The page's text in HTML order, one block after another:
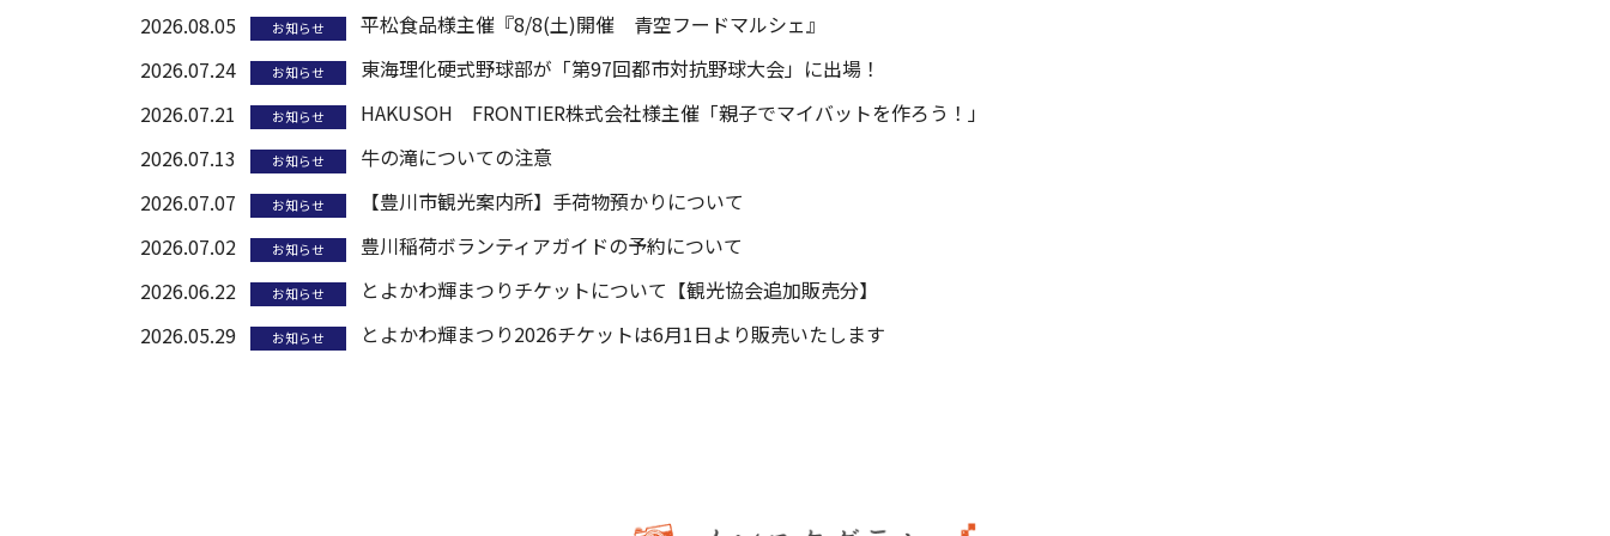
2026.08.05 お知らせ
平松食品様主催『8/8(土)開催 青空フードマルシェ』
2026.07.24
お知らせ
東海理化硬式野球部が「第97回都市対抗野球大会」に出場！
2026.07.21
お知らせ
HAKUSOH FRONTIER株式会社様主催「親子でマイバットを作ろう！」
2026.07.13
お知らせ
牛の滝についての注意
2026.07.07
お知らせ
【豊川市観光案内所】手荷物預かりについて
2026.07.02
お知らせ
豊川稲荷ボランティアガイドの予約について
2026.06.22
お知らせ
とよかわ輝まつりチケットについて【観光協会追加販売分】
2026.05.29
お知らせ とよかわ輝まつり2026チケットは6月1日より販売いたします